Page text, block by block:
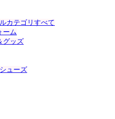
カテゴリすべて
ーム
グッズ
ューズ